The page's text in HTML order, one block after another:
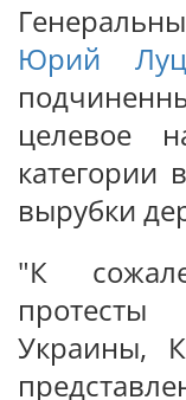
Юрий
целевое
категории
вырубки
"К
Украины,